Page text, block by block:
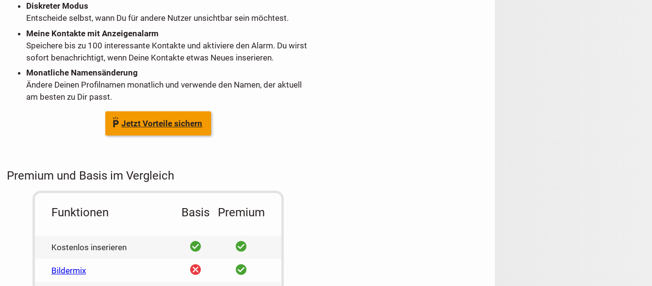
Diskreter Modus
Entscheide selbst, wann Du für andere Nutzer unsichtbar sein möchtest.
Meine Kontakte mit Anzeigenalarm
Speichere bis zu 100 interessante Kontakte und aktiviere den Alarm. Du wirst
sofort benachrichtigt, wenn Deine Kontakte etwas Neues inserieren.
Monatliche Namensänderung
Ändere Deinen Profilnamen monatlich und verwende den Namen, der aktuell
am besten zu Dir passt.
Jetzt Vorteile sichern
Premium und Basis im Vergleich
Funktionen Basis Premium
Kostenlos inserieren ja ja
Bildermix nein ja